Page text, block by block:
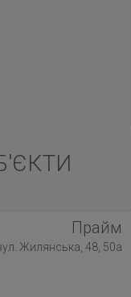
Прайм
Жилянська, 48, 50а